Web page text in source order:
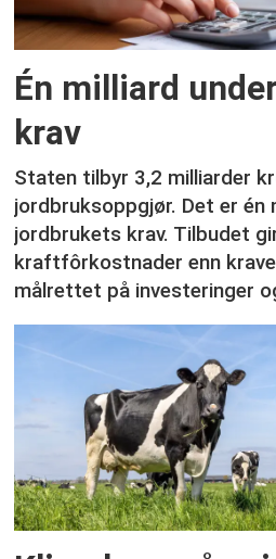
Én milliard
krav
Staten tilbyr 3,2 milliarder
jordbruksoppgjør. Det er én
jordbrukets krav. Tilbudet
kraftfôrkostnader enn
målrettet på investeringer